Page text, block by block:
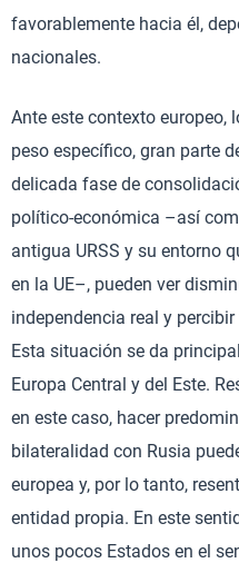
favorablemente hacia él,
nacionales.
Ante este contexto europeo,
peso específico, gran parte
delicada fase de
político-económica –así
antigua URSS y su entorno
en la UE–, pueden ver
independencia real y
Esta situación se da
Europa Central y del Este.
en este caso, hacer
bilateralidad con Rusia
europea y, por lo tanto,
entidad propia. En este
unos pocos Estados en el